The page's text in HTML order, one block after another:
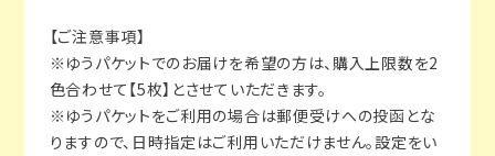
【ご注意事項】
※ゆうパケットでのお届けを希望の方は、購入上限数を2
色合わせて【5枚】とさせていただきます。
※ゆうパケットをご利用の場合は郵便受けへの投函とな
りますので、日時指定はご利用いただけません。設定をい